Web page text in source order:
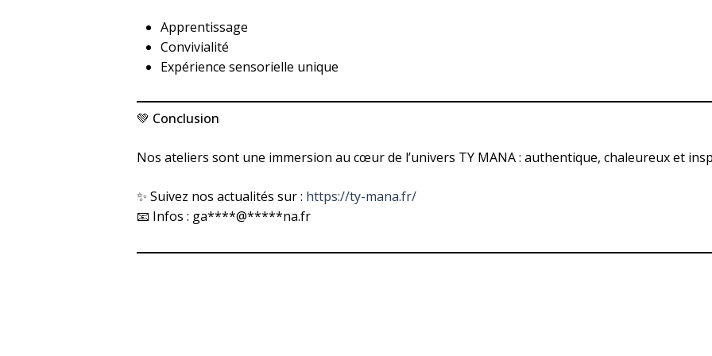
Apprentissage
Convivialité
Expérience sensorielle unique
💚 Conclusion
Nos ateliers sont une immersion au cœur de l’univers TY MANA : authentique, chaleureux et
✨ Suivez nos actualités sur : https://ty-mana.fr/
📧 Infos : ga****@*****na.fr